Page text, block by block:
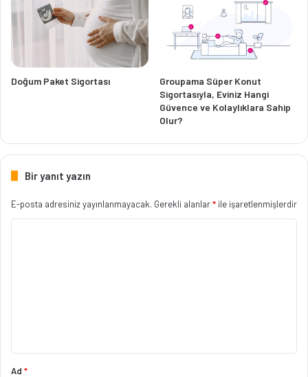
Doğum Paket Sigortası
Groupama Süper Konut
Sigortasıyla, Eviniz Hangi
Güvence ve Kolaylıklara Sahip
Olur?
Bir yanıt yazın
E-posta adresiniz yayınlanmayacak. Gerekli alanlar* ile işaretlenmişlerdir
Ad *